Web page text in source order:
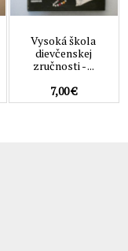
Vysoká škola
dievčenskej
zručnosti - ...
7,00 €